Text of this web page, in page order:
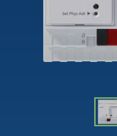
Rilevatori di
Fari a LED
Referenze
Controllo
Emettitore LED
Comando delle
Smart Metering
Mediateca
Cataloghi e brochure
Esposizione,
I vostri referenti
Consulente vendita